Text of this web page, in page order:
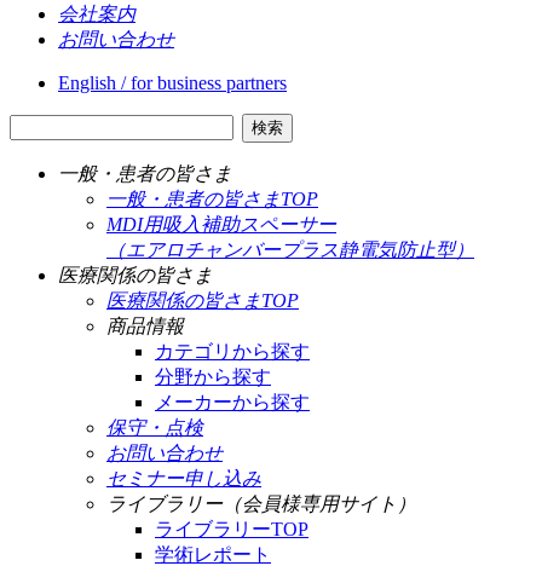
会社案内
お問い合わせ
English / for business partners
検索
一般・患者の皆さま
一般・患者の皆さまTOP
MDI用吸入補助スペーサー
（エアロチャンバープラス静電気防止型）
医療関係の皆さま
医療関係の皆さまTOP
商品情報
カテゴリから探す
分野から探す
メーカーから探す
保守・点検
お問い合わせ
セミナー申し込み
ライブラリー（会員様専用サイト）
ライブラリーTOP
学術レポート